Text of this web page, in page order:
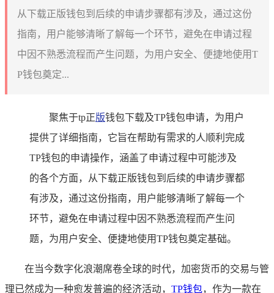
从下载正版钱包到后续的申请步骤都有涉及，通过这份
指南，用户能够清晰了解每一个环节，避免在申请过程
中因不熟悉流程而产生问题，为用户安全、便捷地使用T
P钱包奠定...
聚焦于tp正版钱包下载及TP钱包申请，为用户
提供了详细指南，它旨在帮助有需求的人顺利完成
TP钱包的申请操作，涵盖了申请过程中可能涉及
的各个方面，从下载正版钱包到后续的申请步骤都
有涉及，通过这份指南，用户能够清晰了解每一个
环节，避免在申请过程中因不熟悉流程而产生问
题，为用户安全、便捷地使用TP钱包奠定基础。
在当今数字化浪潮席卷全球的时代，加密货币的交易与管
理已然成为一种愈发普遍的经济活动， TP钱包，作为一款在